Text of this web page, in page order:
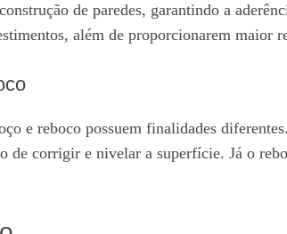
de paredes, garantindo a
além de proporcionarem maior
e reboco possuem finalidades
de corrigir e nivelar a superfície. Já o